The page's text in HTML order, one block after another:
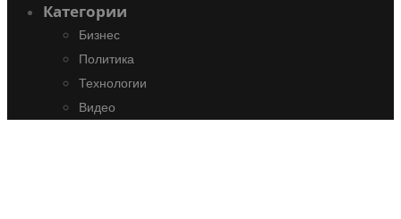
Категории
Бизнес
Политика
Технологии
Видео